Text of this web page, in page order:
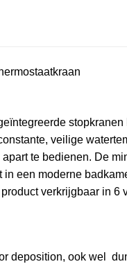
veilige
te bedienen. De
een moderne
verkrijgbaar in 6
deposition, ook wel